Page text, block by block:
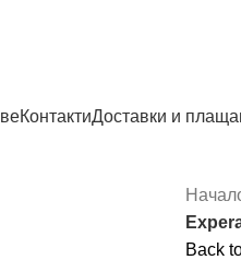
КонтактиДоставки и
Back